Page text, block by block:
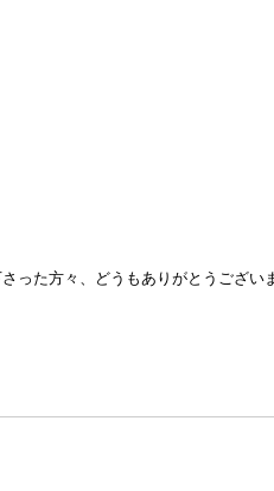
った方々、どうもありがとうござい